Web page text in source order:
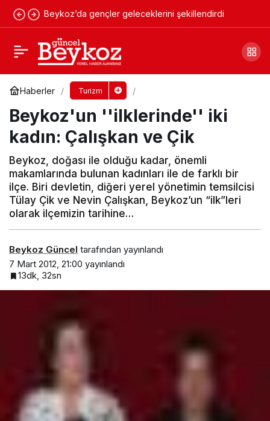
Beykoz’da gençler geleceklerini şekillendirdi
Haberler Turizm
Beykoz'un ''ilklerinde'' iki
kadın: Çalışkan ve Çik
Beykoz, doğası ile olduğu kadar, önemli
makamlarında bulunan kadınları ile de farklı bir
ilçe. Biri devletin, diğeri yerel yönetimin temsilcisi
Tülay Çik ve Nevin Çalışkan, Beykoz’un “ilk”leri
olarak ilçemizin tarihine…
Beykoz Güncel tarafından yayınlandı
7 Mart 2012, 21:00 yayınlandı
13dk, 32sn
Mart ayında 4 yeni oyun sahnede
Yorum Yap Paylaş